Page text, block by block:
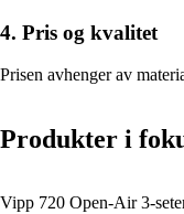
4. Pris og kvalitet
Prisen avhenger av
Produkter i
Vipp 720 Open-Air 3-